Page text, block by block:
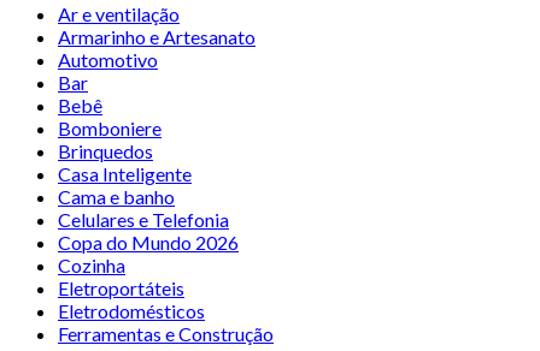
Ar e ventilação
Armarinho e Artesanato
Automotivo
Bar
Bebê
Bomboniere
Brinquedos
Casa Inteligente
Cama e banho
Celulares e Telefonia
Copa do Mundo 2026
Cozinha
Eletroportáteis
Eletrodomésticos
Ferramentas e Construção